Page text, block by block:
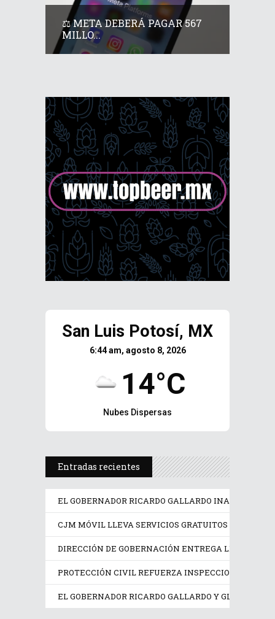
⚖️ META DEBERÁ PAGAR 567
MILLO...
San Luis Potosí, MX
6:44 am, agosto 8, 2026
14°C
Nubes Dispersas
Entradas recientes
EL GOBERNADOR RICARDO GALLARDO INAUGURA
CJM MÓVIL LLEVA SERVICIOS GRATUITOS A
DIRECCIÓN DE GOBERNACIÓN ENTREGA LICENCIAS
PROTECCIÓN CIVIL REFUERZA INSPECCIONES EN
EL GOBERNADOR RICARDO GALLARDO Y GLORIA